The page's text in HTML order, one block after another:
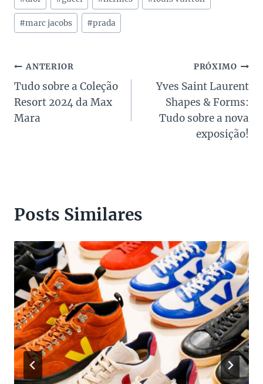
do
Post:
#marc jacobs #prada
Navegação
de
Post
ANTERIOR
Tudo sobre a Coleção
Resort 2024 da Max
Mara
PRÓXIMO
Yves Saint Laurent
Shapes & Forms:
Tudo sobre a nova
exposição!
Posts Similares